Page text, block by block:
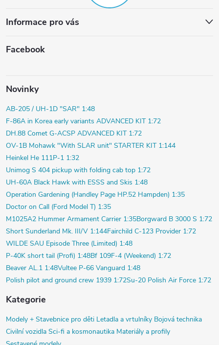
Informace pro vás
Facebook
Novinky
AB-205 / UH-1D "SAR" 1:48
F-86A in Korea early variants ADVANCED KIT 1:72
DH.88 Comet G-ACSP ADVANCED KIT 1:72
OV-1B Mohawk "With SLAR unit" STARTER KIT 1:144
Heinkel He 111P-1 1:32
Unimog S 404 pickup with folding cab top 1:72
UH-60A Black Hawk with ESSS and Skis 1:48
Operation Gardening (Handley Page HP.52 Hampden) 1:35
Doctor on Call (Ford Model T) 1:35
M1025A2 Hummer Armament Carrier 1:35Borgward B 3000 S 1:72
Short Sunderland Mk. III/V 1:144Fairchild C-123 Provider 1:72
WILDE SAU Episode Three (Limited) 1:48
P-40K short tail (Profi) 1:48Bf 109F-4 (Weekend) 1:72
Beaver AL.1 1:48Vultee P-66 Vanguard 1:48
Polish pilot and ground crew 1939 1:72Su-20 Polish Air Force 1:72
Kategorie
Modely + Stavebnice pro děti Letadla a vrtulníky Bojová technika
Civilní vozidla Sci-fi a kosmonautika Materiály a profily